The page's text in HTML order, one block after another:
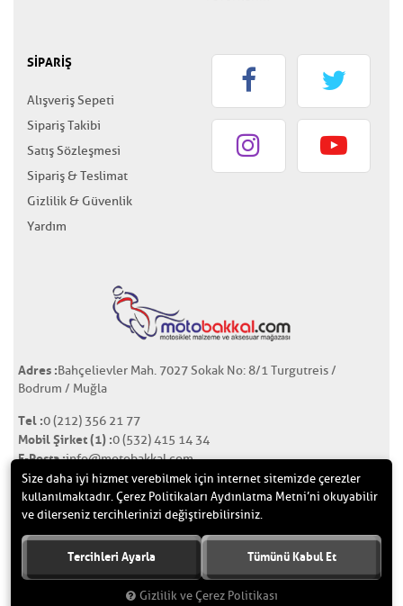
SİPARİŞ
Alışveriş Sepeti
Sipariş Takibi
Satış Sözleşmesi
Sipariş & Teslimat
Gizlilik & Güvenlik
Yardım
Adres :Bahçelievler Mah. 7027 Sokak No: 8/1 Turgutreis /
Bodrum / Muğla
Tel :0 (212) 356 21 77
Mobil Şirket (1) :0 (532) 415 14 34
E-Posta :info@motobakkal.com
Copyright © 2017 Nokta Endüstriyel Ürünler Tekstil San. ve Tic.
Ltd.Şti. Tüm hakları saklıdır.
Size daha iyi hizmet verebilmek için internet sitemizde çerezler
kullanılmaktadır. Çerez Politikaları Aydınlatma Metni’ni okuyabilir
ve dilerseniz tercihlerinizi değiştirebilirsiniz.
Tercihleri Ayarla Tümünü Kabul Et
Gizlilik ve Çerez Politikası